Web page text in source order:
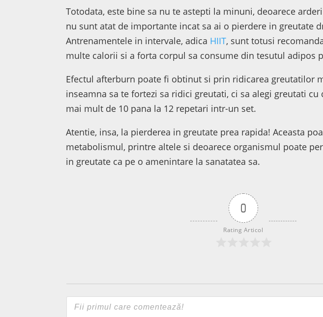
Totodata, este bine sa nu te astepti la minuni, deoarece
nu sunt atat de importante incat sa ai o pierdere in greutate
Antrenamentele in intervale, adica HIIT, sunt totusi
multe calorii si a forta corpul sa consume din tesutul adipos
Efectul afterburn poate fi obtinut si prin ridicarea greutatilor
inseamna sa te fortezi sa ridici greutati, ci sa alegi greutati cu
mai mult de 10 pana la 12 repetari intr-un set.
Atentie, insa, la pierderea in greutate prea rapida! Aceasta
metabolismul, printre altele si deoarece organismul poate
in greutate ca pe o amenintare la sanatatea sa.
0
Rating Articol